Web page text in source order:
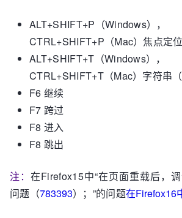
ALT+SHIFT+P （Windows），
CTRL+SHIFT+P （Mac）焦点定
ALT+SHIFT+T （Windows），
CTRL+SHIFT+T（Mac）字符串
F6 继续
F7 跨过
F8 进入
F8 跳出
注：在Firefox15中“在页面重载后，
问题（783393）；”的问题在Firefox16